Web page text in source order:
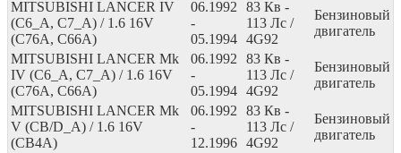
MITSUBISHI LANCER IV
(C6_A, C7_A) / 1.6 16V
(C76A, C66A)
06.1992
-
05.1994
83 Кв -
113 Лс /
4G92
Бензиновый
двигатель
MITSUBISHI LANCER Mk
IV (C6_A, C7_A) / 1.6 16V
(C76A, C66A)
06.1992
-
05.1994
83 Кв -
113 Лс /
4G92
Бензиновый
двигатель
MITSUBISHI LANCER Mk
V (CB/D_A) / 1.6 16V
(CB4A)
06.1992
-
12.1996
83 Кв -
113 Лс /
4G92
Бензиновый
двигатель